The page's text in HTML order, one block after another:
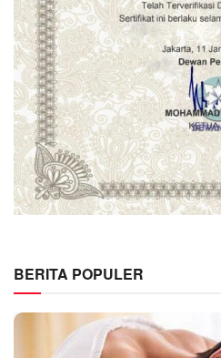
BERITA POPULER